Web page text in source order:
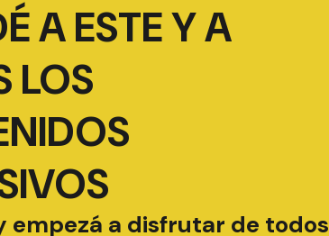
A ESTE Y A
LOS
empezá a disfrutar de todos